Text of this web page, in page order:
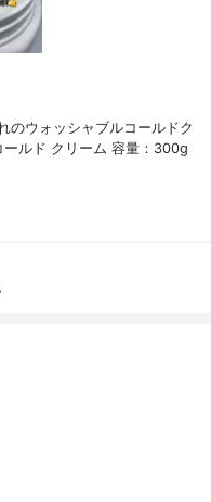
のウォッシャブルコールドク
ールド クリーム 容量：300g